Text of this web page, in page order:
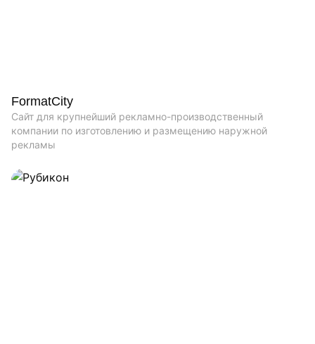
FormatCity
Сайт для крупнейший рекламно-производственный
компании по изготовлению и размещению наружной
рекламы